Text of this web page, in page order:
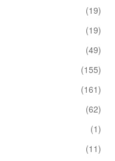
(19)
(19)
(49)
(155)
(161)
(62)
(1)
(11)